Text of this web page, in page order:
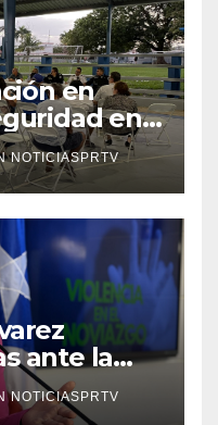
en
en
NOTICIASPRTV
ante la
NOTICIASPRTV